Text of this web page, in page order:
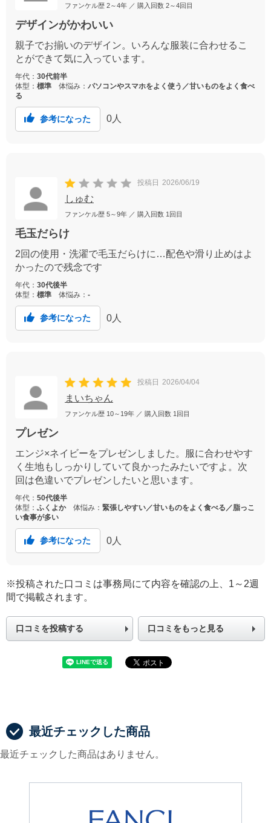
ファンケル歴 2～4年 ／ 購入回数 2～4回目
デザインがかわいい
親子でお揃いのデザイン。いろんな服装に合わせるこ
とができて気に入っています。
年代： 30代前半
体型： 標準 体悩み： パソコンやスマホをよく使う／甘いものをよく食べ
る
参考になった 0 人
投稿日 2026/06/19
しゅむ
ファンケル歴 5～9年 ／ 購入回数 1回目
毛玉だらけ
2回の使用・洗濯で毛玉だらけに…配色や滑り止めはよ
かったので残念です
年代： 30代後半
体型： 標準 体悩み： -
参考になった 0 人
投稿日 2026/04/04
まいちゃん
ファンケル歴 10～19年 ／ 購入回数 1回目
プレゼン
エンジ×ネイビーをプレゼンしました。服に合わせやす
く生地もしっかりしていて良かったみたいですよ。次
回は色違いでプレゼンしたいと思います。
年代： 50代後半
体型： ふくよか体悩み： 緊張しやすい／甘いものをよく食べる／脂っこ
い食事が多い
参考になった 0 人
※投稿された口コミは事務局にて内容を確認の上、1～2週
間で掲載されます。
口コミを投稿する 口コミをもっと見る
最近チェックした商品
最近チェックした商品はありません。